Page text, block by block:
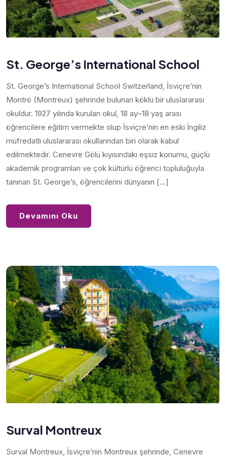
St. George’s International School
St. George’s International School Switzerland, İsviçre’nin
Montrö (Montreux) şehrinde bulunan köklü bir uluslararası
okuldur. 1927 yılında kurulan okul, 18 ay–18 yaş arası
öğrencilere eğitim vermekte olup İsviçre’nin en eski İngiliz
müfredatlı uluslararası okullarından biri olarak kabul
edilmektedir. Cenevre Gölü kıyısındaki eşsiz konumu, güçlü
akademik programları ve çok kültürlü öğrenci topluluğuyla
tanınan St. George’s, öğrencilerini dünyanın […]
Devamını Oku
Surval Montreux
Surval Montreux, İsviçre’nin Montreux şehrinde, Cenevre